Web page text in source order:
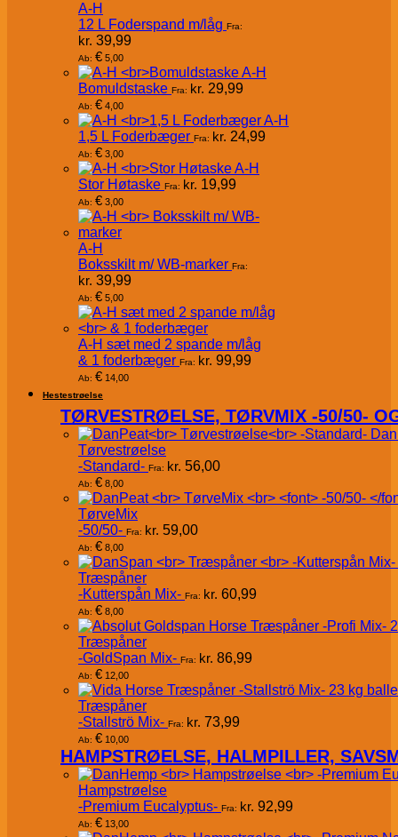
A-H
12 L Foderspand m/låg Fra:
kr. 39,99
Ab: € 5,00
A-H
Bomuldstaske Fra: kr. 29,99
Ab: € 4,00
A-H
1,5 L Foderbæger Fra: kr. 24,99
Ab: € 3,00
A-H
Stor Høtaske Fra: kr. 19,99
Ab: € 3,00
A-H
Boksskilt m/ WB-marker Fra:
kr. 39,99
Ab: € 5,00
A-H sæt med 2 spande m/låg
& 1 foderbæger Fra: kr. 99,99
Ab: € 14,00
Hestestrøelse
TØRVESTRØELSE, TØRVMIX -50/50-
Tørvestrøelse
-Standard- Fra: kr. 56,00
Ab: € 8,00
TørveMix
-50/50- Fra: kr. 59,00
Ab: € 8,00
Træspåner
-Kutterspån Mix- Fra: kr. 60,99
Ab: € 8,00
Træspåner
-GoldSpan Mix- Fra: kr. 86,99
Ab: € 12,00
Træspåner
-Stallströ Mix- Fra: kr. 73,99
Ab: € 10,00
HAMPSTRØELSE, HALMPILLER,
Hampstrøelse
-Premium Eucalyptus- Fra: kr. 92,99
Ab: € 13,00